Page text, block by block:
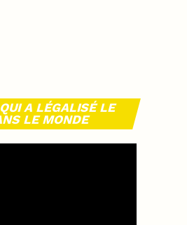
A LÉGALISÉ LE
LE MONDE